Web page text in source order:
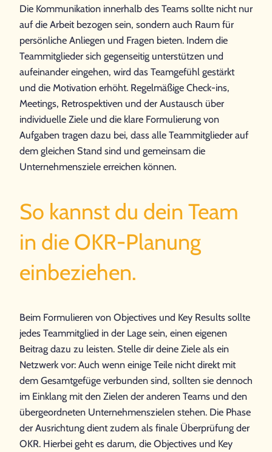
Die Kommunikation innerhalb des Teams sollte nicht nur
auf die Arbeit bezogen sein, sondern auch Raum für
persönliche Anliegen und Fragen bieten. Indem die
Teammitglieder sich gegenseitig unterstützen und
aufeinander eingehen, wird das Teamgefühl gestärkt
und die Motivation erhöht. Regelmäßige Check-ins,
Meetings, Retrospektiven und der Austausch über
individuelle Ziele und die klare Formulierung von
Aufgaben tragen dazu bei, dass alle Teammitglieder auf
dem gleichen Stand sind und gemeinsam die
Unternehmensziele erreichen können.
So kannst du dein Team
in die OKR-Planung
einbeziehen.
Beim Formulieren von Objectives und Key Results sollte
jedes Teammitglied in der Lage sein, einen eigenen
Beitrag dazu zu leisten. Stelle dir deine Ziele als ein
Netzwerk vor: Auch wenn einige Teile nicht direkt mit
dem Gesamtgefüge verbunden sind, sollten sie dennoch
im Einklang mit den Zielen der anderen Teams und den
übergeordneten Unternehmenszielen stehen. Die Phase
der Ausrichtung dient zudem als finale Überprüfung der
OKR. Hierbei geht es darum, die Objectives und Key